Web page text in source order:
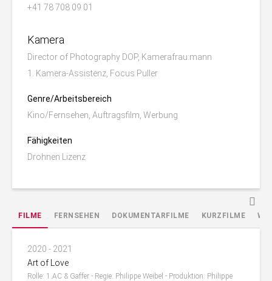
+41 78 708 09 01
Kamera
Director of Photography DOP, Kamerafrau:mann
1. Kamera-Assistenz, Focus Puller
Genre/Arbeitsbereich
Kino/Fernsehen, Auftragsfilm, Werbung
Fähigkeiten
Drohnen Lizenz
FILME FERNSEHEN DOKUMENTARFILME KURZFILME
2020 - 2021
Art of Love
Rolle: 1.AC & Gaffer - Regie: Philippe Weibel - Produktion: Philippe